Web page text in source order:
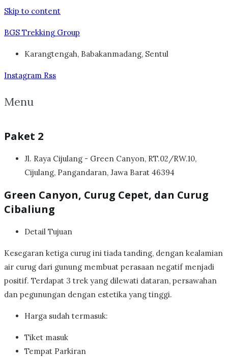
Skip to content
BGS Trekking Group
Karangtengah, Babakanmadang, Sentul
Instagram Rss
Menu
Paket 2
Jl. Raya Cijulang - Green Canyon, RT.02/RW.10,
Cijulang, Pangandaran, Jawa Barat 46394
Green Canyon, Curug Cepet, dan Curug
Cibaliung
Detail Tujuan
Kesegaran ketiga curug ini tiada tanding, dengan kealamian
air curug dari gunung membuat perasaan negatif menjadi
positif. Terdapat 3 trek yang dilewati dataran, persawahan
dan pegunungan dengan estetika yang tinggi.
Harga sudah termasuk:
Tiket masuk
Tempat Parkiran